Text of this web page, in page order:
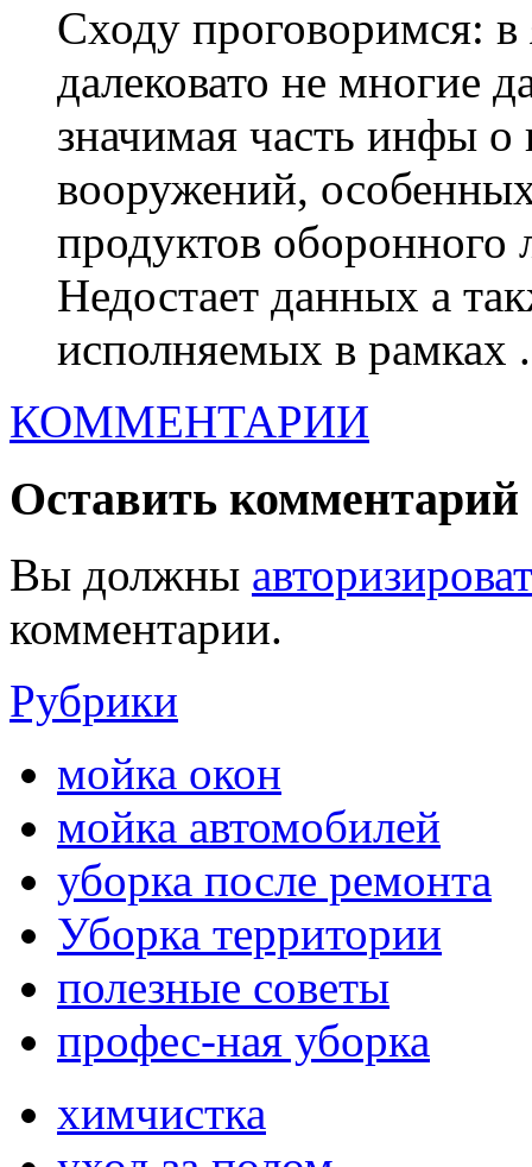
Сходу проговоримся:
далековато не многие
значимая часть инфы о
вооружений,
продуктов оборонного
Недостает данных а
исполняемых в рамках
КОММЕНТАРИИ
Оставить комментарий
Вы должны
комментарии.
Рубрики
мойка окон
мойка автомобилей
уборка после ремонта
Уборка территории
полезные советы
профес-ная уборка
химчистка